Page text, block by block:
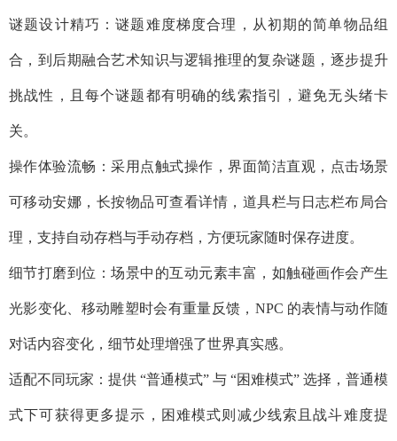
谜题设计精巧：谜题难度梯度合理，从初期的简单物品组
合，到后期融合艺术知识与逻辑推理的复杂谜题，逐步提升
挑战性，且每个谜题都有明确的线索指引，避免无头绪卡
关。​
操作体验流畅：采用点触式操作，界面简洁直观，点击场景
可移动安娜，长按物品可查看详情，道具栏与日志栏布局合
理，支持自动存档与手动存档，方便玩家随时保存进度。​
细节打磨到位：场景中的互动元素丰富，如触碰画作会产生
光影变化、移动雕塑时会有重量反馈，NPC 的表情与动作随
对话内容变化，细节处理增强了世界真实感。​
适配不同玩家：提供 “普通模式” 与 “困难模式” 选择，普通模
式下可获得更多提示，困难模式则减少线索且战斗难度提